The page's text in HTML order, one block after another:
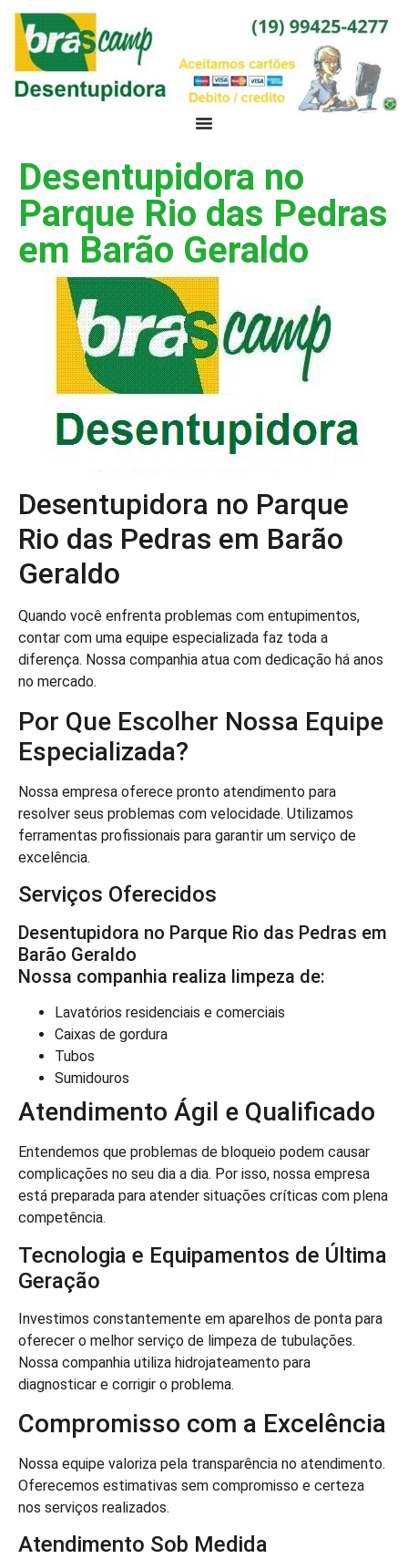
Desentupidora no
Parque Rio das Pedras
em Barão Geraldo
Desentupidora no Parque
Rio das Pedras em Barão
Geraldo
Quando você enfrenta problemas com entupimentos,
contar com uma equipe especializada faz toda a
diferença. Nossa companhia atua com dedicação há anos
no mercado.
Por Que Escolher Nossa Equipe
Especializada?
Nossa empresa oferece pronto atendimento para
resolver seus problemas com velocidade. Utilizamos
ferramentas profissionais para garantir um serviço de
excelência.
Serviços Oferecidos
Desentupidora no Parque Rio das Pedras em
Barão Geraldo
Nossa companhia realiza limpeza de:
Lavatórios residenciais e comerciais
Caixas de gordura
Tubos
Sumidouros
Atendimento Ágil e Qualificado
Entendemos que problemas de bloqueio podem causar
complicações no seu dia a dia. Por isso, nossa empresa
está preparada para atender situações críticas com plena
competência.
Tecnologia e Equipamentos de Última
Geração
Investimos constantemente em aparelhos de ponta para
oferecer o melhor serviço de limpeza de tubulações.
Nossa companhia utiliza hidrojateamento para
diagnosticar e corrigir o problema.
Compromisso com a Excelência
Nossa equipe valoriza pela transparência no atendimento.
Oferecemos estimativas sem compromisso e certeza
nos serviços realizados.
Atendimento Sob Medida